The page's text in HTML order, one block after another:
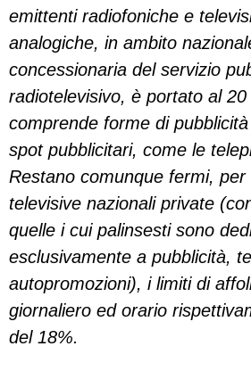
emittenti radiofoniche e
analogiche, in ambito
concessionaria del servizio
radiotelevisivo, è portato al
comprende forme di
spot pubblicitari, come le
Restano comunque fermi,
televisive nazionali private
quelle i cui palinsesti sono
esclusivamente a pubblicità,
autopromozioni), i limiti di
giornaliero ed orario
del 18%.